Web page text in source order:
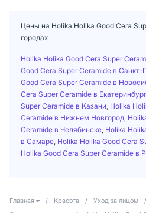
Цены на Holika Holika Good Cera
городах
Holika Holika Good Cera Super
Good Cera Super Ceramide в Санкт-
Good Cera Super Ceramide в
Cera Super Ceramide в Екатеринбург
Super Ceramide в Казани Holika
Ceramide в Нижнем Новгород
Ceramide в Челябинске Holika
в Самаре Holika Holika Good Cera
Holika Good Cera Super Ceramide в
Главная / Красота / Уход за лицом /